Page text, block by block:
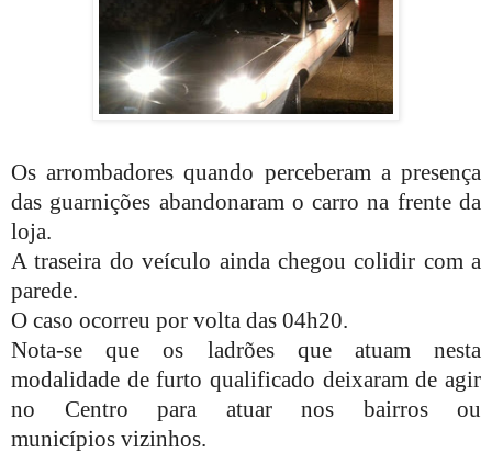
Os arrombadores quando perceberam a presença
das guarnições abandonaram o carro na frente da
loja.
A traseira do veículo ainda chegou colidir com a
parede.
O caso ocorreu por volta das 04h20.
Nota-se que os ladrões que atuam nesta
modalidade de furto qualificado deixaram de agir
no Centro para atuar nos bairros ou
municípios vizinhos.